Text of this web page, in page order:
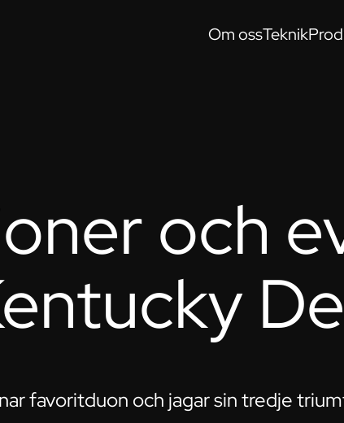
Om ossTeknik
och
favoritduon och jagar sin tredje